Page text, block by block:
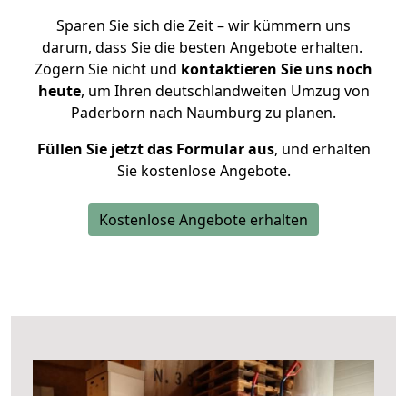
Sparen Sie sich die Zeit – wir kümmern uns
darum, dass Sie die besten Angebote erhalten.
Zögern Sie nicht und kontaktieren Sie uns noch
heute, um Ihren deutschlandweiten Umzug von
Paderborn nach Naumburg zu planen.
Füllen Sie jetzt das Formular aus, und erhalten
Sie kostenlose Angebote.
Kostenlose Angebote erhalten